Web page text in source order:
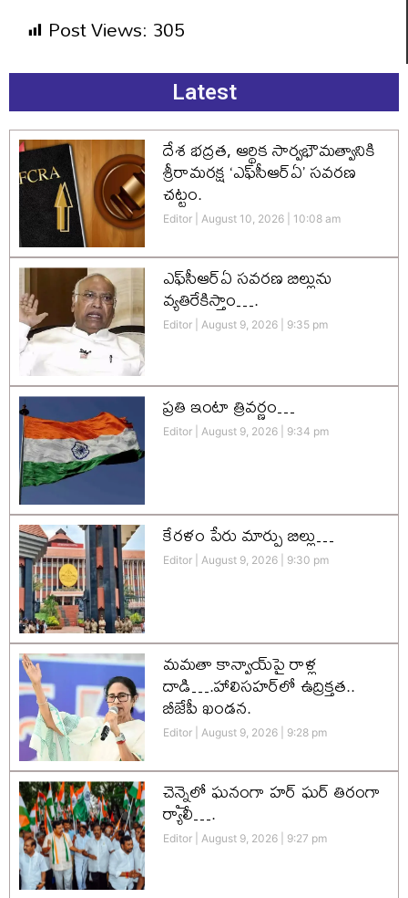
Post Views: 305
Latest
దేశ భద్రత, ఆర్థిక సార్వభౌమత్వానికి
శ్రీరామరక్ష ‘ఎఫ్‌సీఆర్‌ఏ’ సవరణ
చట్టం.
Editor August 10, 2026 10:08 am
ఎఫ్‌సీఆర్ఏ సవరణ బిల్లును
వ్యతిరేకిస్తాం….
Editor August 9, 2026 9:35 pm
ప్రతి ఇంటా త్రివర్ణం…
Editor August 9, 2026 9:34 pm
కేరళం పేరు మార్పు బిల్లు…
Editor August 9, 2026 9:30 pm
మమతా కాన్వాయ్‌పై రాళ్ల
దాడి….హాలిసహర్‌లో ఉద్రిక్తత..
బీజేపీ ఖండన.
Editor August 9, 2026 9:28 pm
చెన్నైలో ఘనంగా హర్‌ ఘర్‌ తిరంగా
ర్యాలీ….
Editor August 9, 2026 9:27 pm